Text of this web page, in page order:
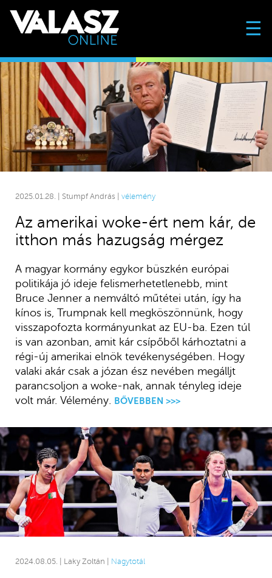
☰
2025.01.28. | Stumpf András | vélemény
Az amerikai woke-ért nem kár, de
itthon más hazugság mérgez
A magyar kormány egykor büszkén európai
politikája jó ideje felismerhetetlenebb, mint
Bruce Jenner a nemváltó műtétei után, így ha
kínos is, Trumpnak kell megköszönnünk, hogy
visszapofozta kormányunkat az EU-ba. Ezen túl
is van azonban, amit kár csípőből kárhoztatni a
régi-új amerikai elnök tevékenységében. Hogy
valaki akár csak a józan ész nevében megálljt
parancsoljon a woke-nak, annak tényleg ideje
volt már. Vélemény. BŐVEBBEN >>>
2024.08.05. | Laky Zoltán | Nagytotál